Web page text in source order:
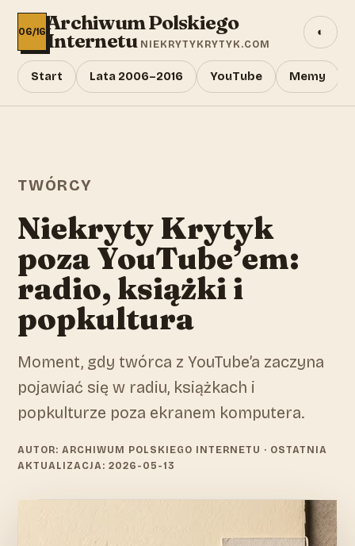
06/16Archiwum Polskiego
Internetu NIEKRYTYKRYTYK.COM
Start Lata 2006–2016 YouTube Memy
◐
TWÓRCY
Niekryty Krytyk
poza YouTube’em:
radio, książki i
popkultura
Moment, gdy twórca z YouTube’a zaczyna
pojawiać się w radiu, książkach i
popkulturze poza ekranem komputera.
AUTOR: ARCHIWUM POLSKIEGO INTERNETU · OSTATNIA
AKTUALIZACJA: 2026-05-13